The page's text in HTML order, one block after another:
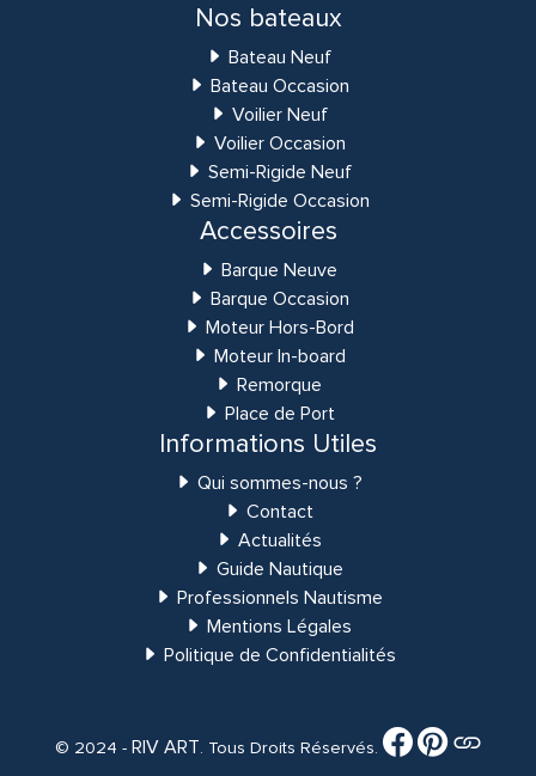
Nos bateaux
Bateau Neuf
Bateau Occasion
Voilier Neuf
Voilier Occasion
Semi-Rigide Neuf
Semi-Rigide Occasion
Accessoires
Barque Neuve
Barque Occasion
Moteur Hors-Bord
Moteur In-board
Remorque
Place de Port
Informations Utiles
Qui sommes-nous ?
Contact
Actualités
Guide Nautique
Professionnels Nautisme
Mentions Légales
Politique de Confidentialités
© 2024 -RIV ART. Tous Droits Réservés.